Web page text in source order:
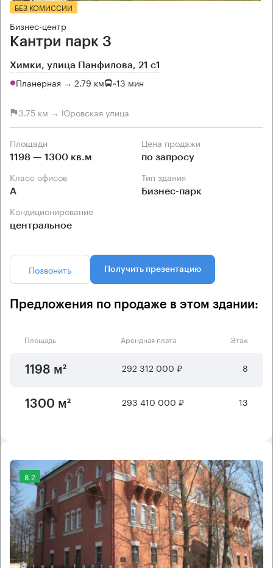
БЕЗ КОМИССИИ
Бизнес-центр
Кантри парк 3
Химки, улица Панфилова, 21 с1
Планерная → 2.79 км ~13 мин
3.75 км → Юровская улица
Площади
1198 — 1300 кв.м
Цена продажи
по запросу
Класс офисов
А
Тип здания
Бизнес-парк
Кондиционирование
центральное
Позвонить Получить презентацию
Предложения по продаже в этом здании:
Площадь Арендная плата Этаж
1198 м² 292 312 000 ₽ 8
1300 м² 293 410 000 ₽ 13
8.2